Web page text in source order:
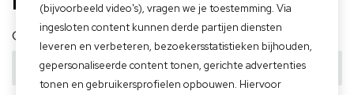
Conditie
(bijvoorbeeld video's), vragen we je toestemming. Via
ingesloten content kunnen derde partijen diensten
leveren en verbeteren, bezoekersstatistieken bijhouden,
gepersonaliseerde content tonen, gerichte advertenties
tonen en gebruikersprofielen opbouwen. Hiervoor